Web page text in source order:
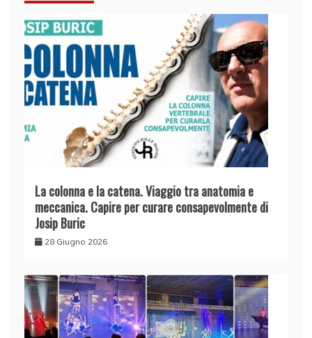
La colonna e la catena. Viaggio tra anatomia e
meccanica. Capire per curare consapevolmente di
Josip Buric
28 Giugno 2026